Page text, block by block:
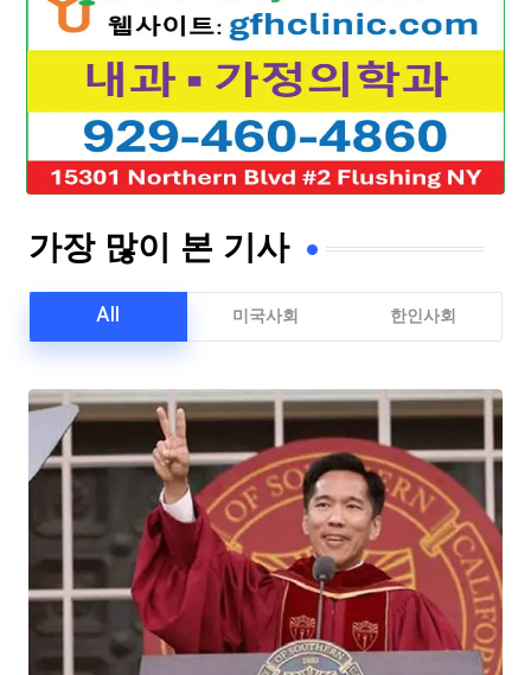
가장 많이 본 기사
All 미국사회 한인사회